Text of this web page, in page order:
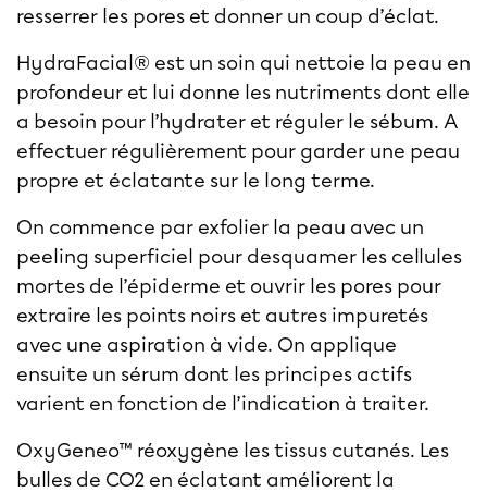
resserrer les pores et donner un coup d’éclat.
HydraFacial® est un soin qui nettoie la peau en
profondeur et lui donne les nutriments dont elle
a besoin pour l’hydrater et réguler le sébum. A
effectuer régulièrement pour garder une peau
propre et éclatante sur le long terme.
On commence par exfolier la peau avec un
peeling superficiel pour desquamer les cellules
mortes de l’épiderme et ouvrir les pores pour
extraire les points noirs et autres impuretés
avec une aspiration à vide. On applique
ensuite un sérum dont les principes actifs
varient en fonction de l’indication à traiter.
OxyGeneo™ réoxygène les tissus cutanés. Les
bulles de CO2 en éclatant améliorent la